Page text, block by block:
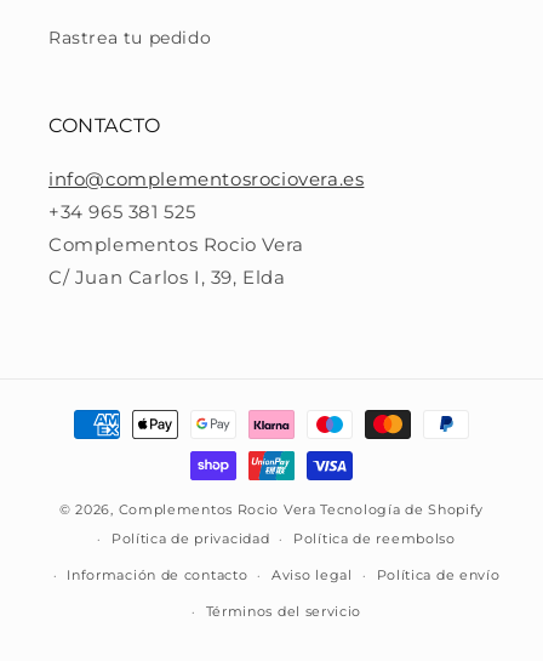
Rastrea tu pedido
CONTACTO
info@complementosrociovera.es
+34 965 381 525
Complementos Rocio Vera
C/ Juan Carlos I, 39, Elda
Formas
© 2026, Complementos Rocio Vera Tecnología de Shopify
Política de privacidad
Política de reembolso
Información de contacto Aviso legal Política de envío
Términos del servicio